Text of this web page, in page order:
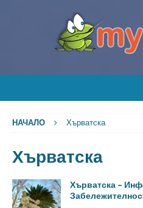
НАЧАЛО Хърватска
Хърватска
Хърватска –